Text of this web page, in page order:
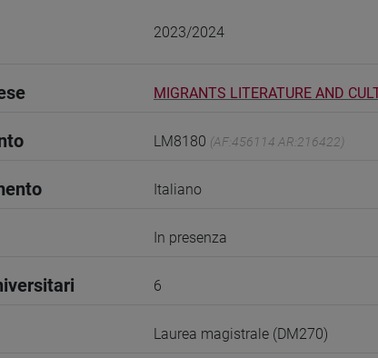
2023/2024
MIGRANTS LITERATURE AND
LM8180 (AF:456114 AR:216422)
Italiano
In presenza
6
Laurea magistrale (DM270)